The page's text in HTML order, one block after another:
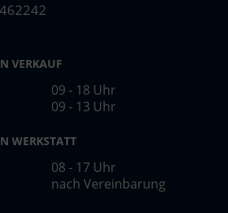
VERKAUF
09 - 18 Uhr
09 - 13 Uhr
WERKSTATT
08 - 17 Uhr
nach Vereinbarung